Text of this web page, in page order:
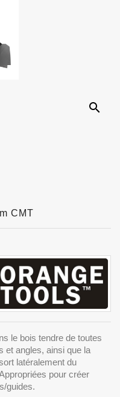
search
CMT
le bois tendre de toutes
et angles, ainsi que la
latéralement du
pour créer
guides.